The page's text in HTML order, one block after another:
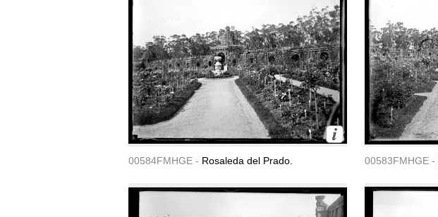
00584FMHGE - Rosaleda del Prado. 00583FMHGE -